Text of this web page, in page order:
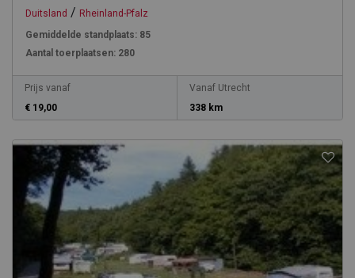
Duitsland / Rheinland-Pfalz
Gemiddelde standplaats: 85
Aantal toerplaatsen: 280
Prijs vanaf
€ 19,00
Vanaf Utrecht
338 km